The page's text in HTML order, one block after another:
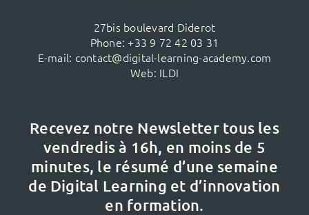
27bis boulevard Diderot
Phone: +33 9 72 42 03 31
E-mail: contact@digital-learning-academy.com
Web: ILDI
Recevez notre Newsletter tous les
vendredis à 16h, en moins de 5
minutes, le résumé d’une semaine
de Digital Learning et d’innovation
en formation.